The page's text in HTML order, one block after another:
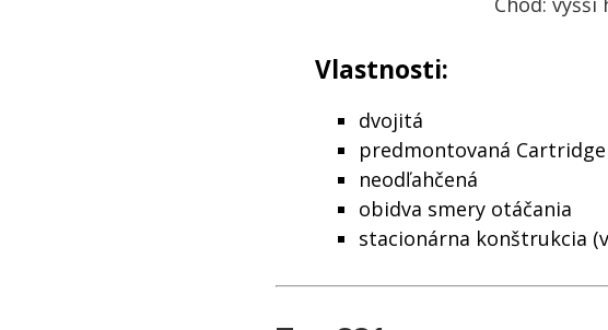
Vlastnosti:
dvojitá
predmontovaná Cartridge
neodľahčená
obidva smery otáčania
stacionárna konštrukcia